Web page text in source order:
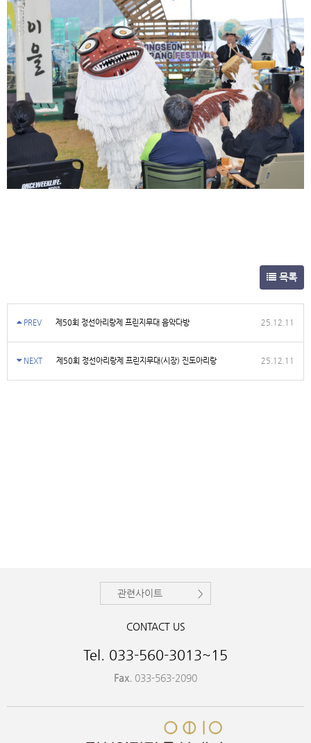
목록
PREV 제50회 정선아리랑제 프린지무대 음악다방 25.12.11
NEXT 제50회 정선아리랑제 프린지무대(시장) 진도아리랑 25.12.11
관련사이트
CONTACT US
Tel. 033-560-3013~15
Fax. 033-563-2090